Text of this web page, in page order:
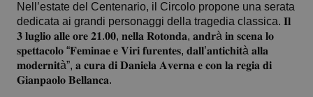
Nell’estate del Centenario, il Circolo propone una serata
dedicata ai grandi personaggi della tragedia classica. 𝐈𝐥
𝟑 𝐥𝐮𝐠𝐥𝐢𝐨 𝐚𝐥𝐥𝐞 𝐨𝐫𝐞 𝟐𝟏.𝟎𝟎, 𝐧𝐞𝐥𝐥𝐚 𝐑𝐨𝐭𝐨𝐧𝐝𝐚, 𝐚𝐧𝐝𝐫à 𝐢𝐧 𝐬𝐜𝐞𝐧𝐚 𝐥𝐨
𝐬𝐩𝐞𝐭𝐭𝐚𝐜𝐨𝐥𝐨 “𝐅𝐞𝐦𝐢𝐧𝐚𝐞 𝐞 𝐕𝐢𝐫𝐢 𝐟𝐮𝐫𝐞𝐧𝐭𝐞𝐬, 𝐝𝐚𝐥𝐥’𝐚𝐧𝐭𝐢𝐜𝐡𝐢𝐭à 𝐚𝐥𝐥𝐚
𝐦𝐨𝐝𝐞𝐫𝐧𝐢𝐭à”, 𝐚 𝐜𝐮𝐫𝐚 𝐝𝐢 𝐃𝐚𝐧𝐢𝐞𝐥𝐚 𝐀𝐯𝐞𝐫𝐧𝐚 𝐞 𝐜𝐨𝐧 𝐥𝐚 𝐫𝐞𝐠𝐢𝐚 𝐝𝐢
𝐆𝐢𝐚𝐧𝐩𝐚𝐨𝐥𝐨 𝐁𝐞𝐥𝐥𝐚𝐧𝐜𝐚.